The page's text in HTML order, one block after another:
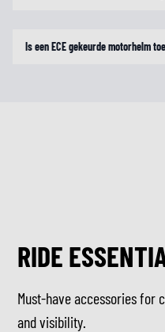
Is een ECE gekeurde motorhelm
RIDE
Must-have accessories for
and visibility.